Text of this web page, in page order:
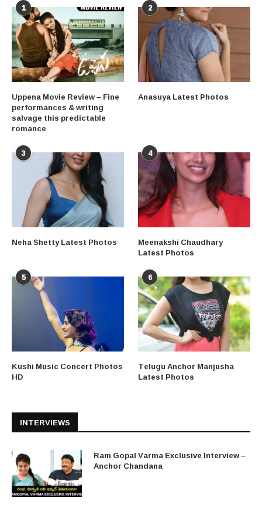
1
Uppena Movie Review – Fine
performances & writing
salvage this predictable
romance
2
Anasuya Latest Photos
3
Neha Shetty Latest Photos
4
Meenakshi Chaudhary
Latest Photos
5
Kushi Music Concert Photos
HD
6
Telugu Anchor Manjusha
Latest Photos
INTERVIEWS
Ram Gopal Varma Exclusive Interview –
Anchor Chandana